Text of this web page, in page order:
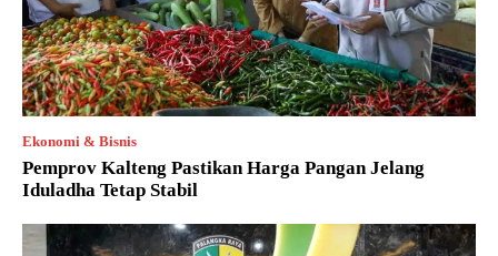
Ekonomi & Bisnis
Pemprov Kalteng Pastikan Harga Pangan Jelang
Iduladha Tetap Stabil